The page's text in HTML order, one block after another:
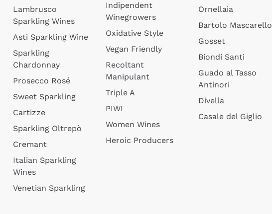
Lambrusco
Sparkling Wines
Asti Sparkling Wine
Sparkling
Chardonnay
Prosecco Rosé
Sweet Sparkling
Cartizze
Sparkling Oltrepò
Cremant
Italian Sparkling
Wines
Venetian Sparkling
Indipendent
Winegrowers
Oxidative Style
Vegan Friendly
Recoltant
Manipulant
Triple A
PIWI
Women Wines
Heroic Producers
Ornellaia
Bartolo Mascarello
Gosset
Biondi Santi
Guado al Tasso
Antinori
Divella
Casale del Giglio